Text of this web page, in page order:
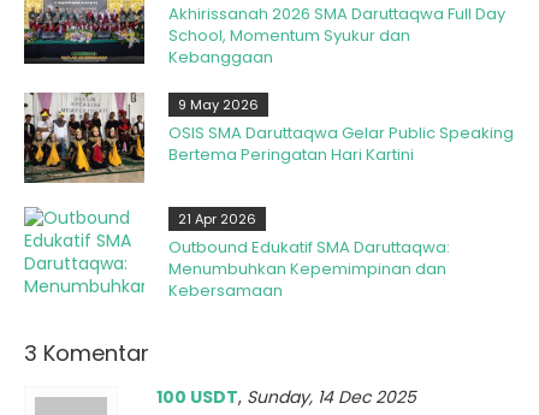
Akhirissanah 2026 SMA Daruttaqwa Full Day
School, Momentum Syukur dan
Kebanggaan
9 May 2026
OSIS SMA Daruttaqwa Gelar Public Speaking
Bertema Peringatan Hari Kartini
21 Apr 2026
Outbound Edukatif SMA Daruttaqwa:
Menumbuhkan Kepemimpinan dan
Kebersamaan
3 Komentar
100 USDT, Sunday, 14 Dec 2025